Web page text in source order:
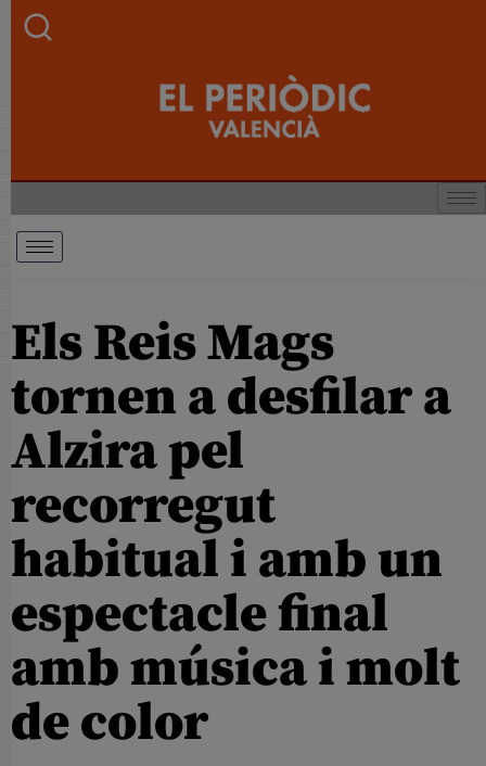
Els Reis Mags
tornen a desfilar a
Alzira pel
recorregut
habitual i amb un
espectacle final
amb música i molt
de color